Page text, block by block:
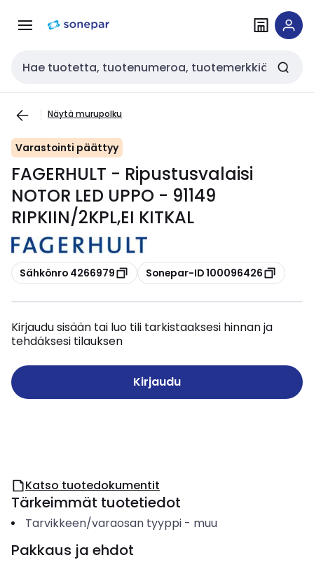
navigointiinsisältöön
Haku
Näytä murupolku
Varastointi päättyy
FAGERHULT - Ripustusvalaisi
NOTOR LED UPPO - 91149
RIPKIIN/2KPL,EI KITKAL
Kopioi
Sähkönro 4266979 Kopioi
Sonepar-ID 100096426
Kirjaudu sisään tai luo tili tarkistaaksesi hinnan ja
tehdäksesi tilauksen
Kirjaudu
Katso tuotedokumentit
Tärkeimmät tuotetiedot
Tarvikkeen/varaosan tyyppi- muu
Pakkaus ja ehdot